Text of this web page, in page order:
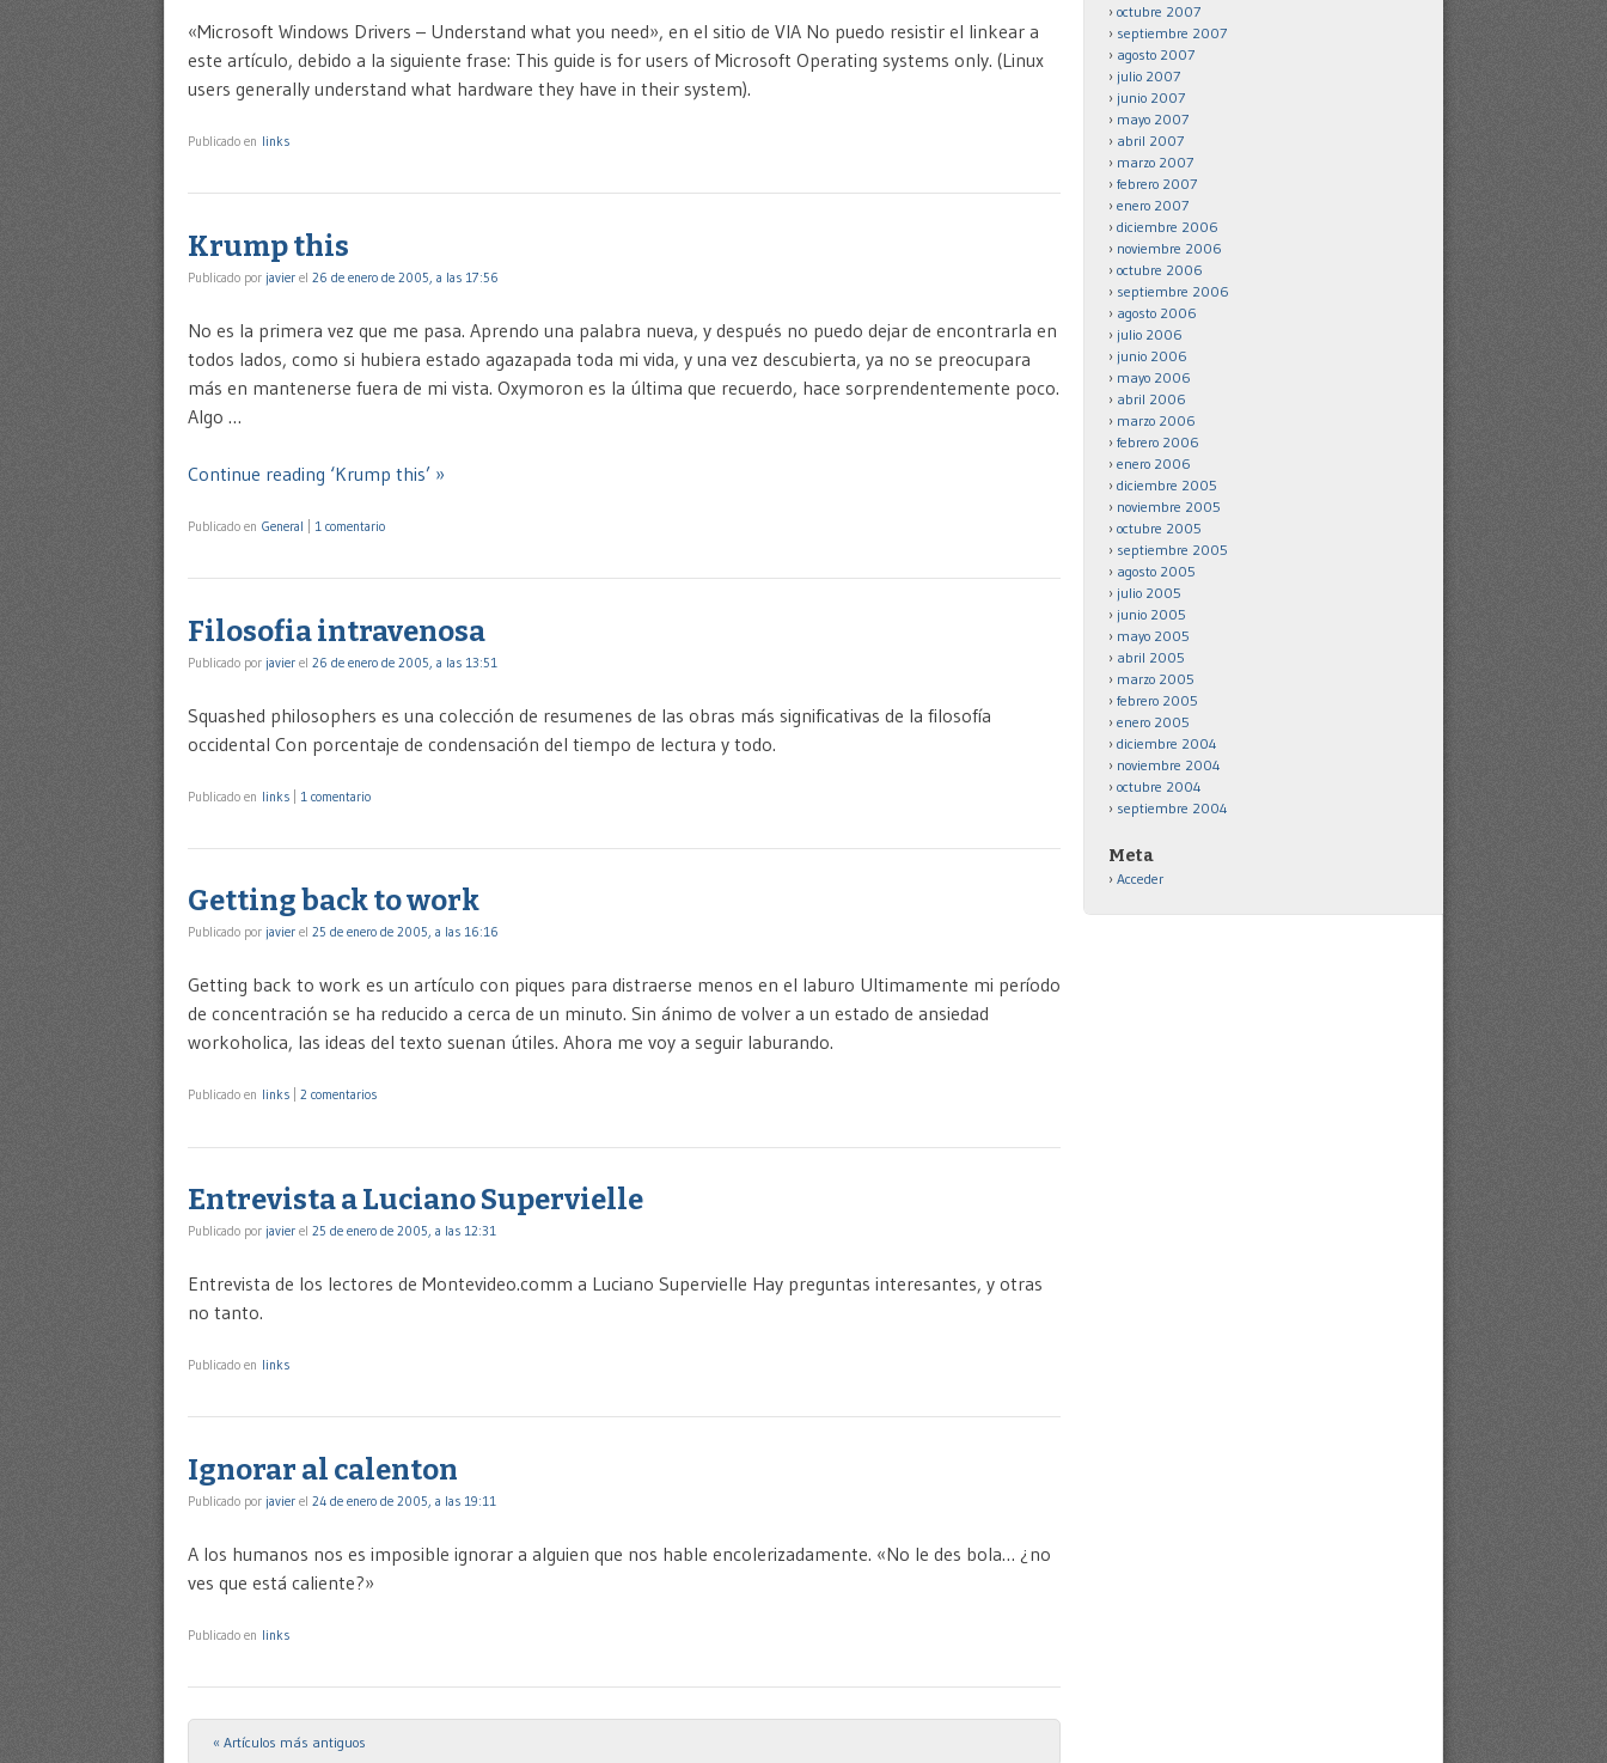
«Microsoft Windows Drivers – Understand what you need», en el sitio de VIA No puedo resistir el linkear a
este artículo, debido a la siguiente frase: This guide is for users of Microsoft Operating systems only. (Linux
users generally understand what hardware they have in their system).
Publicado en links
Krump this
Publicado por javier el 26 de enero de 2005, a las 17:56
No es la primera vez que me pasa. Aprendo una palabra nueva, y después no puedo dejar de encontrarla en
todos lados, como si hubiera estado agazapada toda mi vida, y una vez descubierta, ya no se preocupara
más en mantenerse fuera de mi vista. Oxymoron es la última que recuerdo, hace sorprendentemente poco.
Algo …
Continue reading ‘Krump this’ »
Publicado en General 1 comentario
Filosofia intravenosa
Publicado por javier el 26 de enero de 2005, a las 13:51
Squashed philosophers es una colección de resumenes de las obras más significativas de la filosofía
occidental Con porcentaje de condensación del tiempo de lectura y todo.
Publicado en links 1 comentario
Getting back to work
Publicado por javier el 25 de enero de 2005, a las 16:16
Getting back to work es un artículo con piques para distraerse menos en el laburo Ultimamente mi período
de concentración se ha reducido a cerca de un minuto. Sin ánimo de volver a un estado de ansiedad
workoholica, las ideas del texto suenan útiles. Ahora me voy a seguir laburando.
Publicado en links 2 comentarios
Entrevista a Luciano Supervielle
Publicado por javier el 25 de enero de 2005, a las 12:31
Entrevista de los lectores de Montevideo.comm a Luciano Supervielle Hay preguntas interesantes, y otras
no tanto.
Publicado en links
Ignorar al calenton
Publicado por javier el 24 de enero de 2005, a las 19:11
A los humanos nos es imposible ignorar a alguien que nos hable encolerizadamente. «No le des bola… ¿no
ves que está caliente?»
Publicado en links
Post navigation
« Artículos más antiguos
octubre 2007
septiembre 2007
agosto 2007
julio 2007
junio 2007
mayo 2007
abril 2007
marzo 2007
febrero 2007
enero 2007
diciembre 2006
noviembre 2006
octubre 2006
septiembre 2006
agosto 2006
julio 2006
junio 2006
mayo 2006
abril 2006
marzo 2006
febrero 2006
enero 2006
diciembre 2005
noviembre 2005
octubre 2005
septiembre 2005
agosto 2005
julio 2005
junio 2005
mayo 2005
abril 2005
marzo 2005
febrero 2005
enero 2005
diciembre 2004
noviembre 2004
octubre 2004
septiembre 2004
Meta
Acceder